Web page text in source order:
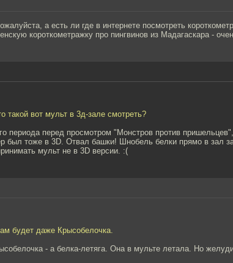
а есть ли где в интернете посмотреть
короткометражку про пингвинов из Мадагаскара -
такой вот мульт в 3д-зале смотреть?
периода перед просмотром "Монстров против
был тоже в 3D. Отвал башки! Шнобель белки прямо в зал
мульт не в 3D версии. :(
будет даже Крысобелочка.
- а белка-летяга. Она в мульте летала. Но